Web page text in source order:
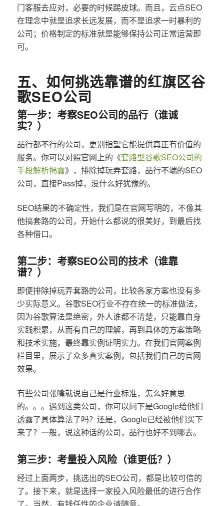
门客服去应对，必要的时候踢皮球。而且，云点SEO
在理念中就是追求长远发展，而不是追求一时暴利的
公司；价格制定的标准就是能够保持公司正常运营即
可。
五、如何挑选靠谱的红旗区谷
歌SEO公司
第一步：考察SEO公司的品行（谁诚
实？）
品行都不行的公司，更别指望它能提供真正有价值的
服务。你可以对照官网上的《套路型谷歌SEO公司的
手段解析揭露》，排除掉玩弄套路，品行不端的SEO
公司，直接Pass掉，没什么好犹豫的。
SEO结果的不确定性，我们是在官网写明的，不像其
他搞套路的公司，开始什么都说的很美好，到最后找
各种借口。
第二步：考察SEO公司的技术（谁靠
谱？）
即便排除掉玩弄套路的公司，比较各家方案也没有多
少实际意义。谷歌SEO行业不存在统一的标准做法，
因为谷歌算法是绝密，外人谁都不清楚，只能靠自身
实践积累，从而有自己的理解，再到具体的方案策略
和技术实施，最终靠实例证明实力。在我们官网案例
栏目里，展示了众多真实案例，包括我们自己的官网
效果。
有些公司张嘴就说自己是行业标准，怎么好意思
的。。。遇到这类公司，你可以问下是Google给他们
透露了具体算法了吗？还是，Google已经被他们买下
来了？一般，说这种话的公司，品行也好不到哪去。
第三步：考量投入风险（谁更低？）
经过上面两步，挑选出的SEO公司，都是比较可信的
了。接下来，就是选择一家投入风险最低的进行合作